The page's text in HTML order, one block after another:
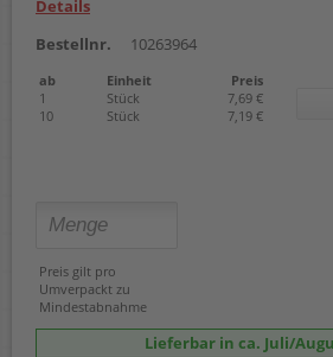
Details
Bestellnr.
10263964
ab Einheit
Preis
1
Stück
7,69 €
10
Stück 7,19 €
Preis gilt pro
Umverpackt zu
Mindestabnahme
Lieferbar in ca. Juli/